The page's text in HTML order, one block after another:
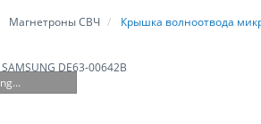
Магнетроны СВЧ Крышка волноотвода